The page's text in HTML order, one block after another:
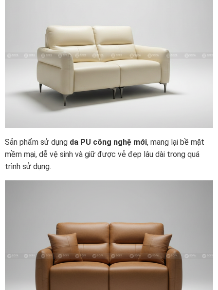
Sản phẩm sử dụng da PU công nghệ mới, mang lại bề mặt
mềm mại, dễ vệ sinh và giữ được vẻ đẹp lâu dài trong quá
trình sử dụng.